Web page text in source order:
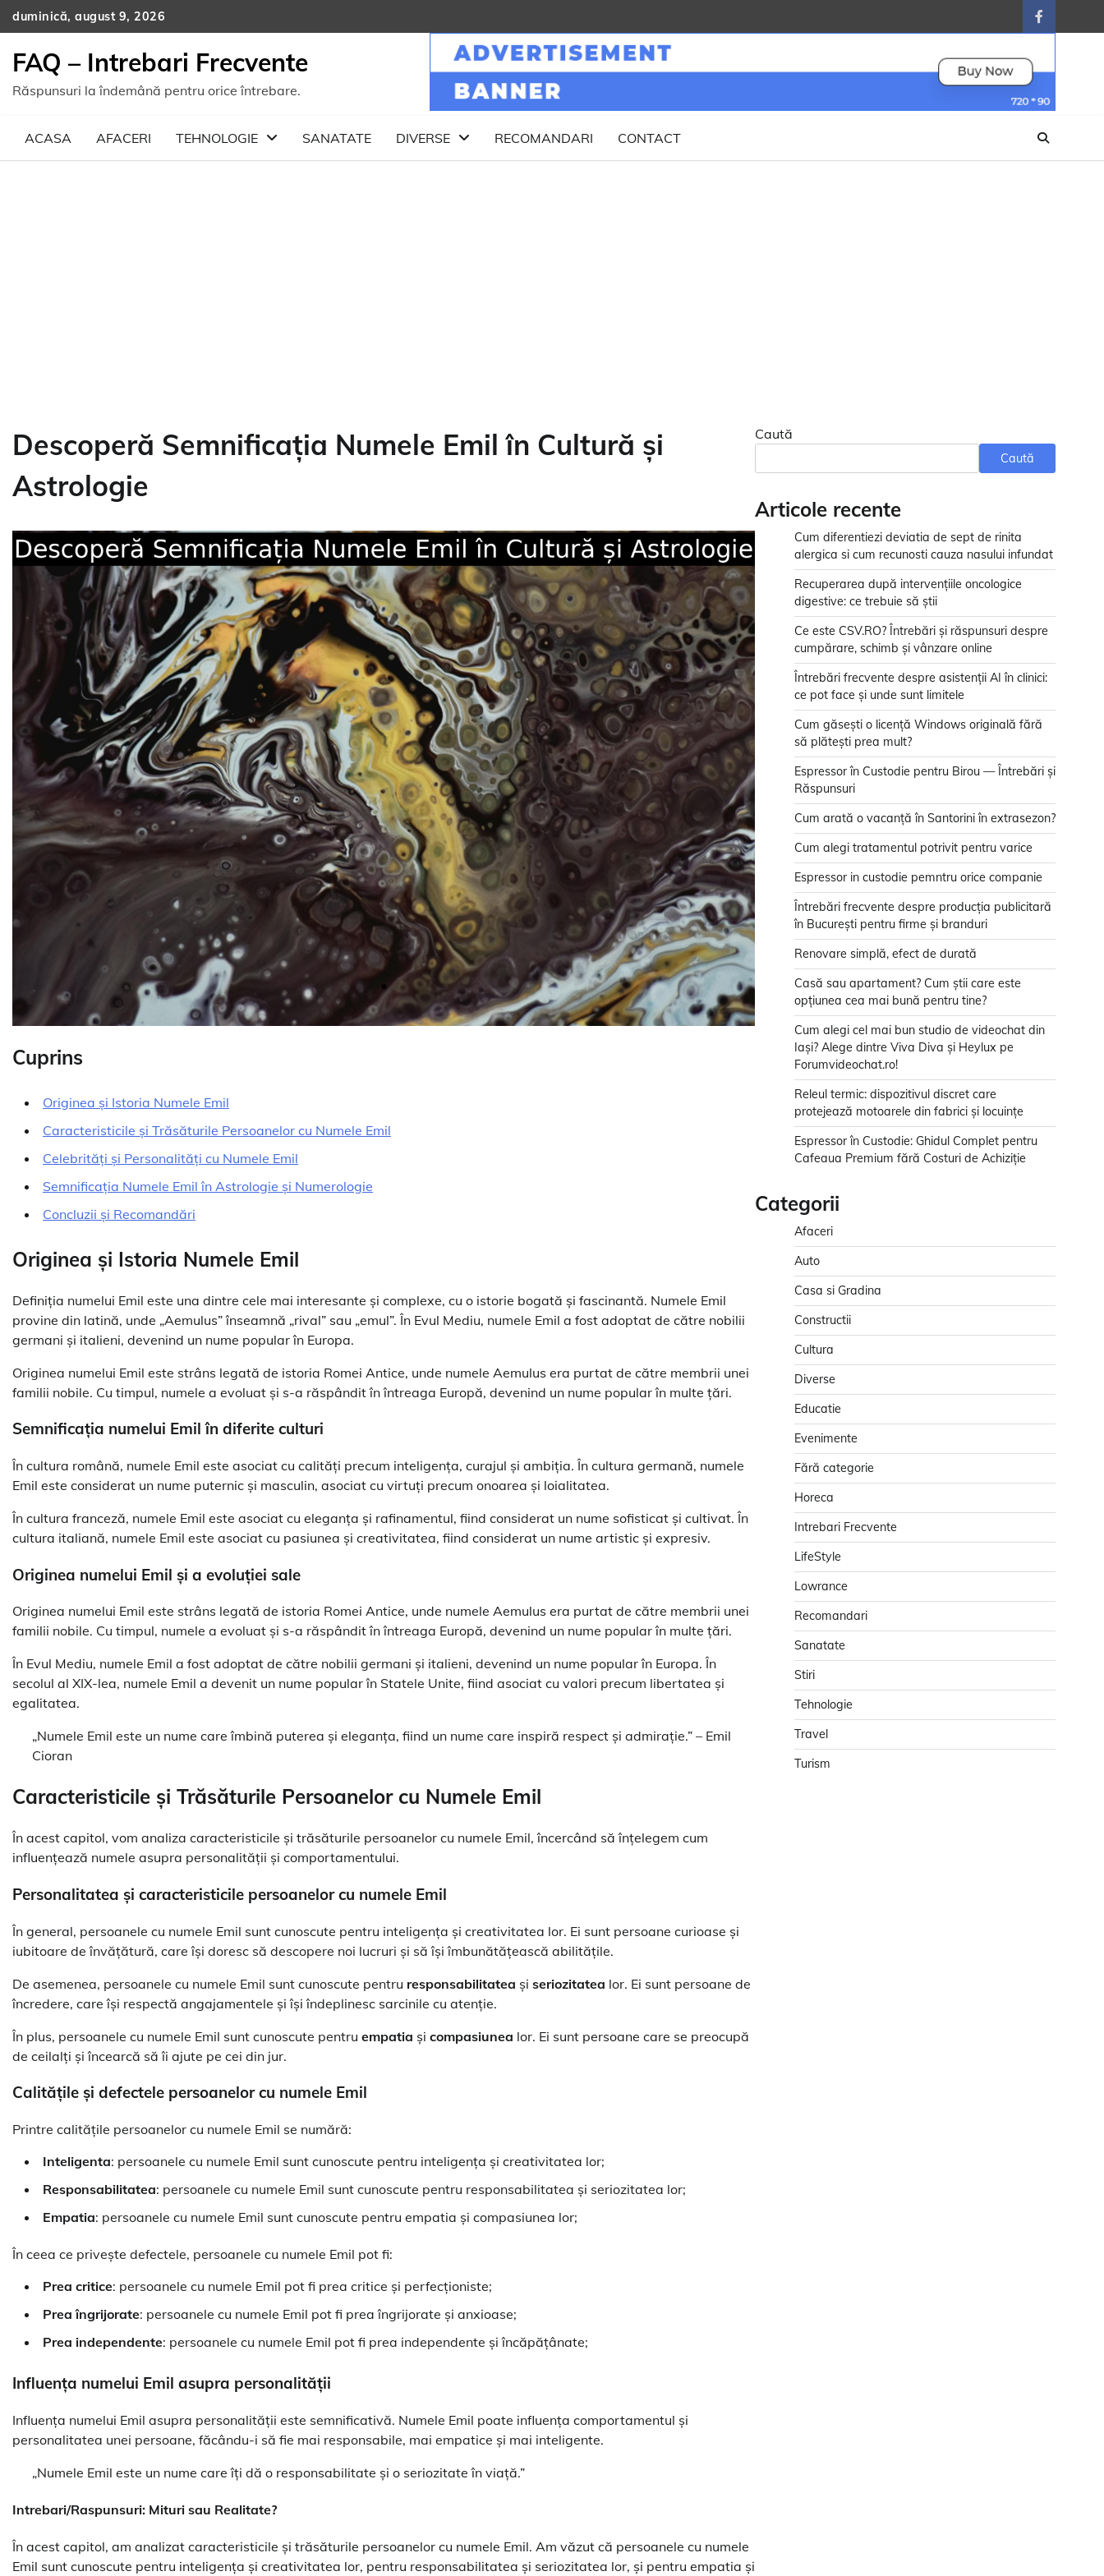
Skip
to
duminică, august 9, 2026
facebook
FAQ – Intrebari Frecvente
Răspunsuri la îndemână pentru orice întrebare.
ACASA AFACERI TEHNOLOGIE SANATATE DIVERSE RECOMANDARI CONTACT
Descoperă Semnificația Numele Emil în Cultură și
Astrologie
Cuprins
Originea și Istoria Numele Emil
Caracteristicile și Trăsăturile Persoanelor cu Numele Emil
Celebrități și Personalități cu Numele Emil
Semnificația Numele Emil în Astrologie și Numerologie
Concluzii și Recomandări
Originea și Istoria Numele Emil
Definiția numelui Emil este una dintre cele mai interesante și complexe, cu o istorie bogată și fascinantă. Numele Emil
provine din latină, unde „Aemulus” înseamnă „rival” sau „emul”. În Evul Mediu, numele Emil a fost adoptat de către nobilii
germani și italieni, devenind un nume popular în Europa.
Originea numelui Emil este strâns legată de istoria Romei Antice, unde numele Aemulus era purtat de către membrii unei
familii nobile. Cu timpul, numele a evoluat și s-a răspândit în întreaga Europă, devenind un nume popular în multe țări.
Semnificația numelui Emil în diferite culturi
În cultura română, numele Emil este asociat cu calități precum inteligența, curajul și ambiția. În cultura germană, numele
Emil este considerat un nume puternic și masculin, asociat cu virtuți precum onoarea și loialitatea.
În cultura franceză, numele Emil este asociat cu eleganța și rafinamentul, fiind considerat un nume sofisticat și cultivat. În
cultura italiană, numele Emil este asociat cu pasiunea și creativitatea, fiind considerat un nume artistic și expresiv.
Originea numelui Emil și a evoluției sale
Originea numelui Emil este strâns legată de istoria Romei Antice, unde numele Aemulus era purtat de către membrii unei
familii nobile. Cu timpul, numele a evoluat și s-a răspândit în întreaga Europă, devenind un nume popular în multe țări.
În Evul Mediu, numele Emil a fost adoptat de către nobilii germani și italieni, devenind un nume popular în Europa. În
secolul al XIX-lea, numele Emil a devenit un nume popular în Statele Unite, fiind asociat cu valori precum libertatea și
egalitatea.
„Numele Emil este un nume care îmbină puterea și eleganța, fiind un nume care inspiră respect și admirație.” – Emil
Cioran
Caracteristicile și Trăsăturile Persoanelor cu Numele Emil
În acest capitol, vom analiza caracteristicile și trăsăturile persoanelor cu numele Emil, încercând să înțelegem cum
influențează numele asupra personalității și comportamentului.
Personalitatea și caracteristicile persoanelor cu numele Emil
În general, persoanele cu numele Emil sunt cunoscute pentru inteligența și creativitatea lor. Ei sunt persoane curioase și
iubitoare de învățătură, care își doresc să descopere noi lucruri și să își îmbunătățească abilitățile.
De asemenea, persoanele cu numele Emil sunt cunoscute pentru responsabilitatea și seriozitatea lor. Ei sunt persoane de
încredere, care își respectă angajamentele și își îndeplinesc sarcinile cu atenție.
În plus, persoanele cu numele Emil sunt cunoscute pentru empatia și compasiunea lor. Ei sunt persoane care se preocupă
de ceilalți și încearcă să îi ajute pe cei din jur.
Calitățile și defectele persoanelor cu numele Emil
Printre calitățile persoanelor cu numele Emil se numără:
Inteligenta: persoanele cu numele Emil sunt cunoscute pentru inteligența și creativitatea lor;
Responsabilitatea: persoanele cu numele Emil sunt cunoscute pentru responsabilitatea și seriozitatea lor;
Empatia: persoanele cu numele Emil sunt cunoscute pentru empatia și compasiunea lor;
În ceea ce privește defectele, persoanele cu numele Emil pot fi:
Prea critice: persoanele cu numele Emil pot fi prea critice și perfecționiste;
Prea îngrijorate: persoanele cu numele Emil pot fi prea îngrijorate și anxioase;
Prea independente: persoanele cu numele Emil pot fi prea independente și încăpățânate;
Influența numelui Emil asupra personalității
Influența numelui Emil asupra personalității este semnificativă. Numele Emil poate influența comportamentul și
personalitatea unei persoane, făcându-i să fie mai responsabile, mai empatice și mai inteligente.
„Numele Emil este un nume care îți dă o responsabilitate și o seriozitate în viață.”
Intrebari/Raspunsuri: Mituri sau Realitate?
În acest capitol, am analizat caracteristicile și trăsăturile persoanelor cu numele Emil. Am văzut că persoanele cu numele
Emil sunt cunoscute pentru inteligența și creativitatea lor, pentru responsabilitatea și seriozitatea lor, și pentru empatia și
Caută
Caută
Articole recente
Cum diferentiezi deviatia de sept de rinita
alergica si cum recunosti cauza nasului infundat
Recuperarea după intervențiile oncologice
digestive: ce trebuie să știi
Ce este CSV.RO? Întrebări și răspunsuri despre
cumpărare, schimb și vânzare online
Întrebări frecvente despre asistenții AI în clinici:
ce pot face și unde sunt limitele
Cum găsești o licență Windows originală fără
să plătești prea mult?
Espressor în Custodie pentru Birou — Întrebări și
Răspunsuri
Cum arată o vacanță în Santorini în extrasezon?
Cum alegi tratamentul potrivit pentru varice
Espressor in custodie pemntru orice companie
Întrebări frecvente despre producția publicitară
în București pentru firme și branduri
Renovare simplă, efect de durată
Casă sau apartament? Cum știi care este
opțiunea cea mai bună pentru tine?
Cum alegi cel mai bun studio de videochat din
Iași? Alege dintre Viva Diva și Heylux pe
Forumvideochat.ro!
Releul termic: dispozitivul discret care
protejează motoarele din fabrici și locuințe
Espressor în Custodie: Ghidul Complet pentru
Cafeaua Premium fără Costuri de Achiziție
Categorii
Afaceri
Auto
Casa si Gradina
Constructii
Cultura
Diverse
Educatie
Evenimente
Fără categorie
Horeca
Intrebari Frecvente
LifeStyle
Lowrance
Recomandari
Sanatate
Stiri
Tehnologie
Travel
Turism